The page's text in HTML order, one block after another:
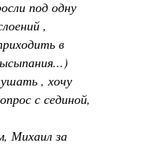
под одну
,
в
, хочу
с сединой,
Михаил за